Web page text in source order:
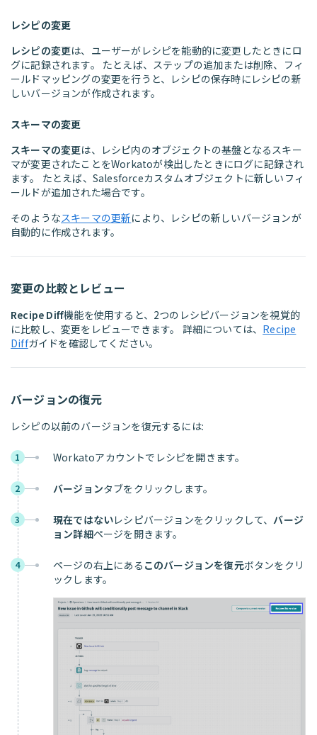
レシピの変更
レシピの変更は、ユーザーがレシピを能動的に変更したときにロ
グに記録されます。 たとえば、ステップの追加または削除、フィ
ールドマッピングの変更を行うと、レシピの保存時にレシピの新
しいバージョンが作成されます。
スキーマの変更
スキーマの変更は、レシピ内のオブジェクトの基盤となるスキー
マが変更されたことをWorkatoが検出したときにログに記録され
ます。 たとえば、Salesforceカスタムオブジェクトに新しいフィ
ールドが追加された場合です。
そのようなスキーマの更新により、レシピの新しいバージョンが
自動的に作成されます。
変更の比較とレビュー
Recipe Diff機能を使用すると、2つのレシピバージョンを視覚的
に比較し、変更をレビューできます。 詳細については、 Recipe
Diffガイドを確認してください。
バージョンの復元
レシピの以前のバージョンを復元するには:
1 Workatoアカウントでレシピを開きます。
2 バージョンタブをクリックします。
3 現在ではないレシピバージョンをクリックして、バージ
ョン詳細ページを開きます。
4 ページの右上にある このバージョンを復元ボタンをクリ
ックします。